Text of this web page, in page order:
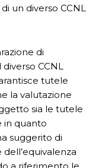
un diverso CCNL
di
CCNL
tutele
la valutazione
sia le tutele
in quanto
suggerito di